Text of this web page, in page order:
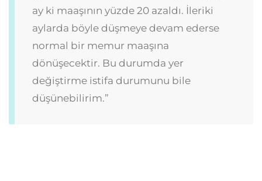
ay ki maaşının yüzde 20 azaldı. İleriki
aylarda böyle düşmeye devam ederse
normal bir memur maaşına
dönüşecektir. Bu durumda yer
değiştirme istifa durumunu bile
düşünebilirim.”